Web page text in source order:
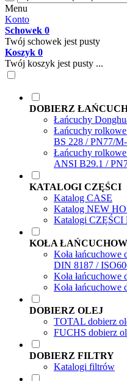
Menu
Konto
Schowek 0
Twój schowek jest pusty
Koszyk 0
Twój koszyk jest pusty ...
DOBIERZ
Łańcuchy
Łańcuchy
BS 228 / PN77/
Łańcuchy
ANSI B29.1 /
KATALOGI CZĘŚCI
Katalog CASE
Katalog NEW
Katalogi CZĘŚCI
KOŁA
Koła
DIN 8187 /
Koła
Koła łańcuchowe
DOBIERZ OLEJ
TOTAL dobierz
FUCHS dobierz
DOBIERZ FILTRY
Katalogi filtrów